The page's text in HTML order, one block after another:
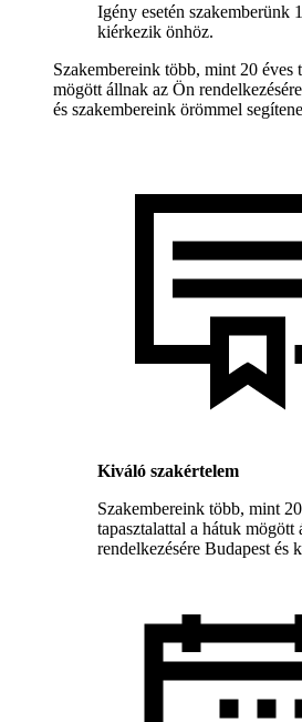
Igény esetén szakemberünk
kiérkezik önhöz.
Szakembereink több, mint 20 éves
mögött állnak az Ön
és szakembereink örömmel
Kiváló szakértelem
Szakembereink több, mint
tapasztalattal a hátuk mögött
rendelkezésére Budapest és